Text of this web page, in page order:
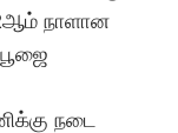
நாளான
நடை